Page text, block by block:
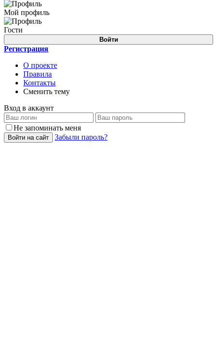
Мой профиль
Гости
Войти
Регистрация
О проекте
Правила
Контакты
Сменить тему
Вход в аккаунт
Не запоминать меня
Войти на сайт Забыли пароль?